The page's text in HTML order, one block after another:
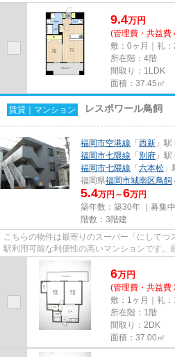
ービスが揃っているので便利で...
9.4万円
(管理費・共益費
敷：0ヶ月｜礼：
所在階：4階
間取り：1LDK
面積：37.45㎡
賃貸｜マンション レスポワール鳥飼
福岡市空港線 「 西新 」
福岡市七隈線 「 別府 」
福岡市七隈線 「 六本松
福岡県福岡市城南区鳥飼
5.4万円～6万円
築年数：築30年 ｜募集中
階数：3階建
こちらの物件は最寄りのスーパー「にして
駅利用可能な利便性の高いマンションです。
ンです。レスポワール鳥飼の詳...
6万円
(管理費・共益費
敷：1ヶ月｜礼：
所在階：1階
間取り：2DK
面積：37.00㎡